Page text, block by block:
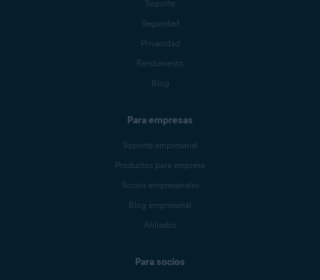
Soporte
Seguridad
Privacidad
Rendimiento
Blog
Para empresas
Soporte empresarial
Productos para empresa
Socios empresariales
Blog empresarial
Afiliados
Para socios